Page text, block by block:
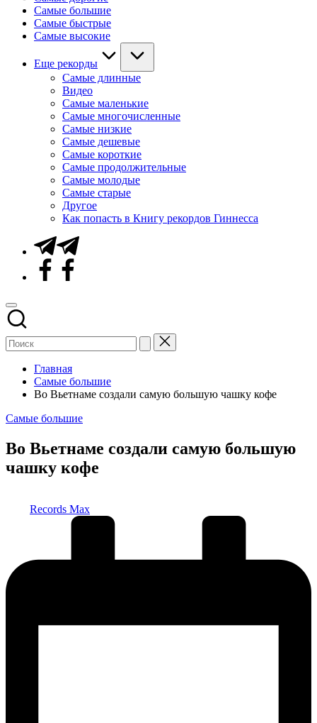
Самые большие
Самые быстрые
Самые высокие
Еще рекорды
Самые длинные
Видео
Самые маленькие
Самые многочисленные
Самые низкие
Самые дешевые
Самые короткие
Самые продолжительные
Самые молодые
Самые старые
Другое
Как попасть в Книгу рекордов Гиннесса
Telegram
Facebook
Главная
Самые большие
Во Вьетнаме создали самую большую чашку кофе
Опубликовано
Самые большие
Во Вьетнаме создали самую большую
чашку кофе
Records Max